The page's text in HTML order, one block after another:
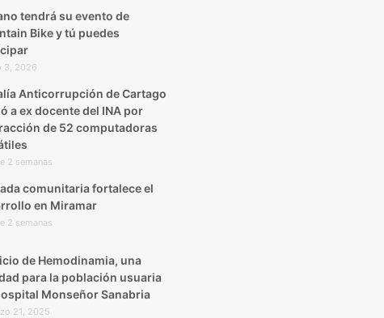
tendrá su evento de
Bike y tú puedes
3, 2026
Anticorrupción de Cartago
a ex docente del INA por
de 52 computadoras
2 semanas
comunitaria fortalece el
en Miramar
2 semanas
de Hemodinamia, una
para la población usuaria
Monseñor Sanabria
21, 2025